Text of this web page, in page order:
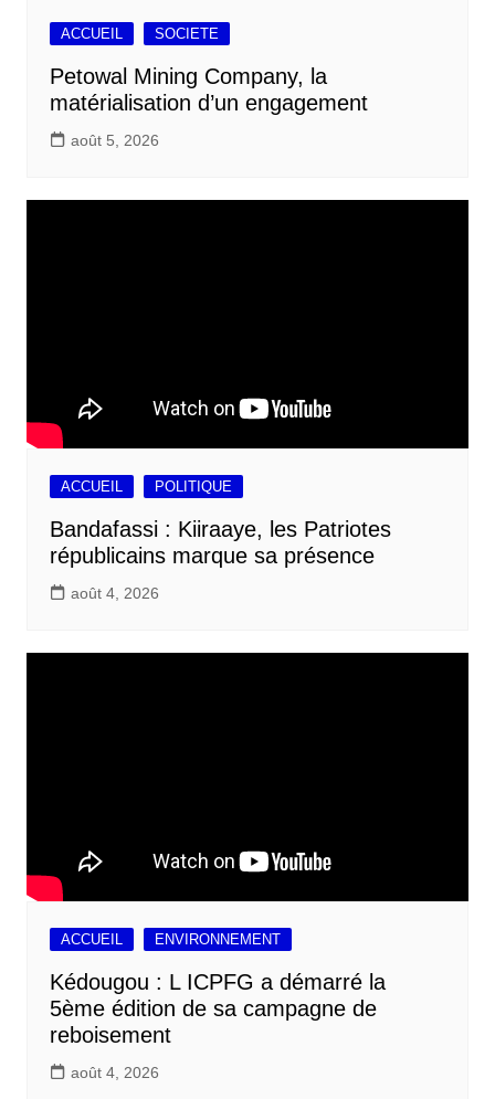
ACCUEIL SOCIETE
Petowal Mining Company, la
matérialisation d’un engagement
août 5, 2026
ACCUEIL POLITIQUE
Bandafassi : Kiiraaye, les Patriotes
républicains marque sa présence
août 4, 2026
ACCUEIL ENVIRONNEMENT
Kédougou : L ICPFG a démarré la
5ème édition de sa campagne de
reboisement
août 4, 2026